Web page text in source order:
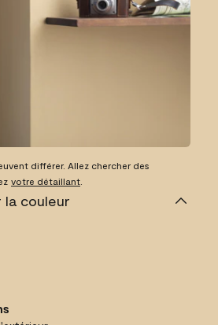
différer. Allez chercher des
votre détaillant
la couleur